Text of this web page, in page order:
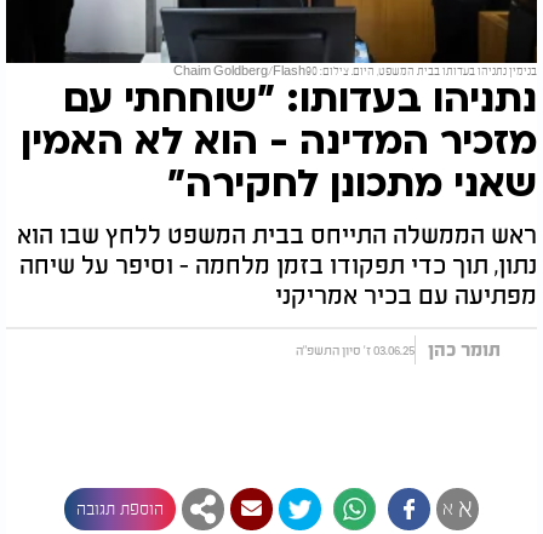
בנימין נתניהו בעדותו בבית המשפט, היום. צילום: Chaim Goldberg/Flash90
נתניהו בעדותו: "שוחחתי עם
מזכיר המדינה - הוא לא האמין
שאני מתכונן לחקירה"
ראש הממשלה התייחס בבית המשפט ללחץ שבו הוא
נתון, תוך כדי תפקודו בזמן מלחמה - וסיפר על שיחה
מפתיעה עם בכיר אמריקני
תומר כהן 03.06.25 ז' סיון התשפ"ה
א א הוספת תגובה